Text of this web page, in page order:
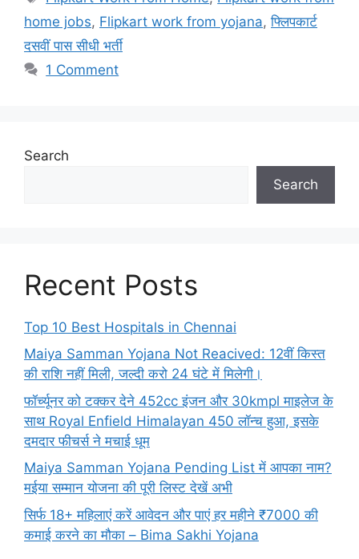
home jobs, Flipkart work from yojana,फ्लिपकार्ट
दसवीं पास सीधी भर्ती
1 Comment
Search
Search
Recent Posts
Top 10 Best Hospitals in Chennai
Maiya Samman Yojana Not Reacived: 12वीं किस्त
की राशि नहीं मिली, जल्दी करो 24 घंटे में मिलेगी।
फॉर्च्यूनर को टक्कर देने 452cc इंजन और 30kmpl माइलेज के
साथ Royal Enfield Himalayan 450 लॉन्च हुआ, इसके
दमदार फीचर्स ने मचाई धूम
Maiya Samman Yojana Pending List में आपका नाम?
मईया सम्मान योजना की पूरी लिस्ट देखें अभी
सिर्फ 18+ महिलाएं करें आवेदन और पाएं हर महीने ₹7000 की
कमाई करने का मौका – Bima Sakhi Yojana